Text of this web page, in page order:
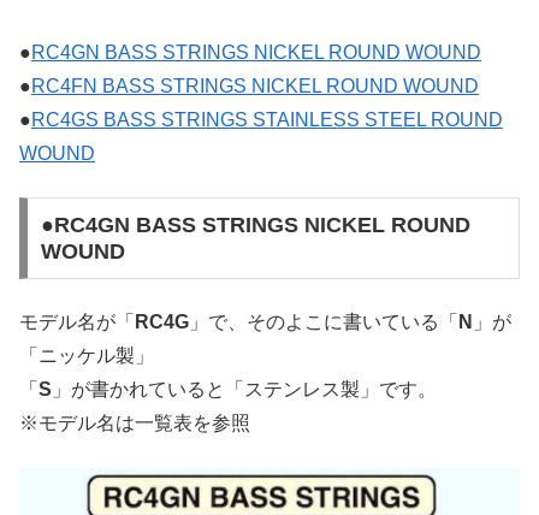
●RC4GN BASS STRINGS NICKEL ROUND WOUND
●RC4FN BASS STRINGS NICKEL ROUND WOUND
●RC4GS BASS STRINGS STAINLESS STEEL ROUND
WOUND
●RC4GN BASS STRINGS NICKEL ROUND
WOUND
モデル名が「 RC4G 」で、そのよこに書いている「 N 」が
「ニッケル製」
「 S 」が書かれていると「ステンレス製」です。
※モデル名は一覧表を参照